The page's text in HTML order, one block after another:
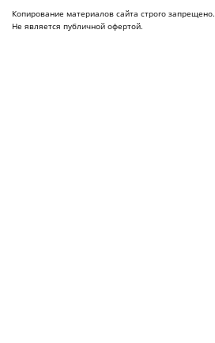
Копирование материалов сайта строго запрещено.
Не является публичной офертой.